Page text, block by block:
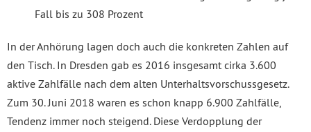
Fall bis zu 308 Prozent
In der Anhörung lagen doch auch die konkreten Zahlen auf
den Tisch. In Dresden gab es 2016 insgesamt cirka 3.600
aktive Zahlfälle nach dem alten Unterhaltsvorschussgesetz.
Zum 30. Juni 2018 waren es schon knapp 6.900 Zahlfälle,
Tendenz immer noch steigend. Diese Verdopplung der